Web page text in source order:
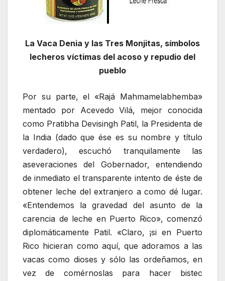
La Vaca Denia y las Tres Monjitas, símbolos
lecheros víctimas del acoso y repudio del
pueblo
Por su parte, el «Rajá Mahmamelabhemba»
mentado por Acevedo Vilá, mejor conocida
como Pratibha Devisingh Patil, la Presidenta de
la India (dado que ése es su nombre y título
verdadero), escuchó tranquilamente las
aseveraciones del Gobernador, entendiendo
de inmediato el transparente intento de éste de
obtener leche del extranjero a como dé lugar.
«Entendemos la gravedad del asunto de la
carencia de leche en Puerto Rico», comenzó
diplomáticamente Patil. «Claro, ¡si en Puerto
Rico hicieran como aquí, que adoramos a las
vacas como dioses y sólo las ordeñamos, en
vez de comérnoslas para hacer bistec